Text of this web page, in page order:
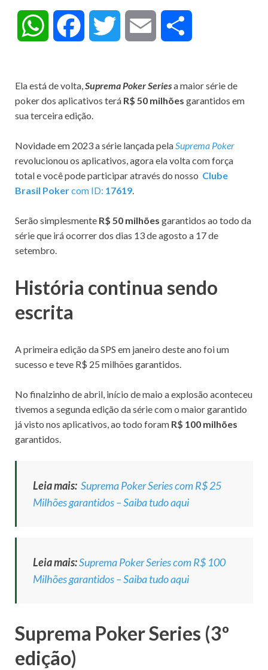
W
a
t
s
A
c
e
b
o
i
t
e
a
l
m
a
r
Ela está de volta,Suprema Poker Seriesa maior série de
poker dos aplicativos terá R$ 50 milhões garantidos em
sua terceira edição.
Novidade em 2023 a série lançada pelaSuprema Poker
revolucionou os aplicativos, agora ela volta com força
total e você pode participar através do nosso Clube
Brasil Pokercom ID: 17619.
Serão simplesmente R$ 50 milhões garantidos ao todo da
série que irá ocorrer dos dias 13 de agosto a 17 de
setembro.
História continua sendo
escrita
A primeira edição da SPS em janeiro deste ano foi um
sucesso e teve R$ 25 milhões garantidos.
No finalzinho de abril, início de maio a explosão aconteceu
tivemos a segunda edição da série com o maior garantido
já visto nos aplicativos, ao todo foram R$ 100 milhões
garantidos.
Leia mais: Suprema Poker Series com R$ 25
Milhões garantidos – Saiba tudo aqui
Leia mais:Suprema Poker Series com R$ 100
Milhões garantidos – Saiba tudo aqui
Suprema Poker Series (3º
edição)